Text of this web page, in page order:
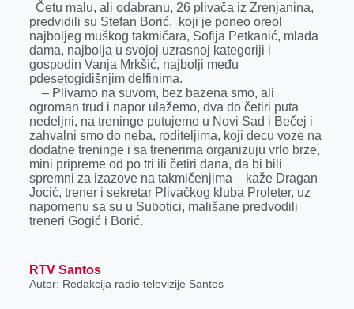
Četu malu, ali odabranu, 26 plivača iz Zrenjanina,
predvidili su Stefan Borić, koji je poneo oreol
najboljeg muškog takmičara, Sofija Petkanić, mlada
dama, najbolja u svojoj uzrasnoj kategoriji i
gospodin Vanja Mrkšić, najbolji među
pdesetogidišnjim delfinima.
– Plivamo na suvom, bez bazena smo, ali
ogroman trud i napor ulažemo, dva do četiri puta
nedeljni, na treninge putujemo u Novi Sad i Bečej i
zahvalni smo do neba, roditeljima, koji decu voze na
dodatne treninge i sa trenerima organizuju vrlo brze,
mini pripreme od po tri ili četiri dana, da bi bili
spremni za izazove na takmičenjima – kaže Dragan
Jocić, trener i sekretar Plivačkog kluba Proleter, uz
napomenu sa su u Subotici, mališane predvodili
treneri Gogić i Borić.
RTV Santos
Autor: Redakcija radio televizije Santos